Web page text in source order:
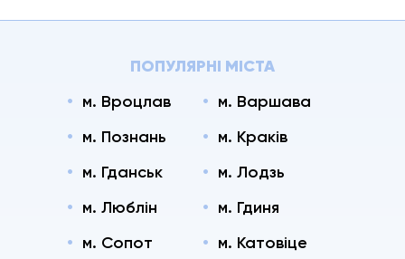
ПОПУЛЯРНІ МІСТА
м. Вроцлав
м. Варшава
м. Познань
м. Краків
м. Гданськ
м. Лодзь
м. Люблін
м. Гдиня
м. Сопот
м. Катовіце